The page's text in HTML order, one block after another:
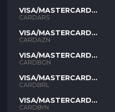
VISA/MASTERCARD
ARS
CARDARS
VISA/MASTERCARD
AZN
CARDAZN
VISA/MASTERCARD
BGN
CARDBGN
VISA/MASTERCARD
BRL
CARDBRL
VISA/MASTERCARD
BYN
CARDBYN